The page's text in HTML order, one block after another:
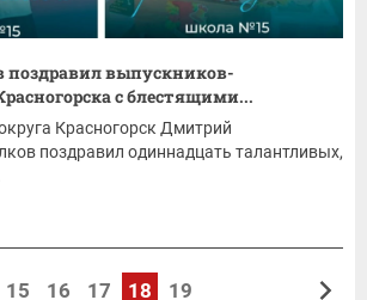
выпускников-
с блестящими...
Красногорск Дмитрий
поздравил одиннадцать талантливых,
15 16 17 18 19